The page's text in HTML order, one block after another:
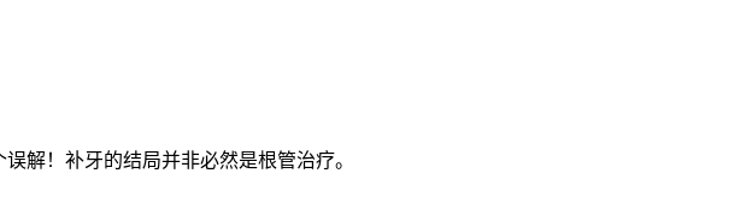
解！补牙的结局并非必然是根管治疗。